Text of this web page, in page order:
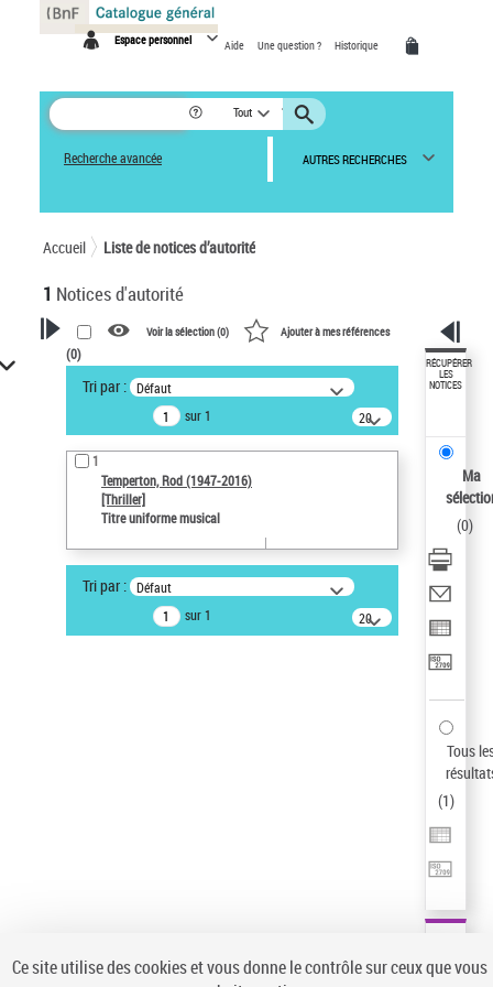
Espace personnel Aide Une question ? Historique
Tout
Recherche avancée AUTRES RECHERCHES
Accueil Liste de notices d’autorité
1 Notices d'autorité
VOTRE RECHERCHE
Recherche avancée dans les
notices d’autorité
Œuvres liées à l'auteur :
Temperton, Rod (1947-2016)
Type de notice d'autorité
Voir la sélection (0) Ajouter à mes références
(0)
Tri par : Défaut
sur 1
20
résultats/page
1
Temperton, Rod (1947-2016)
[Thriller]
Titre uniforme musical
Tri par : Défaut
sur 1
20
résultats/page
RÉCUPÉRER
LES
NOTICES
Ma
(0)
Tous
(1)
Panneau de gestion des cookies
Ce site utilise des cookies et vous donne le contrôle sur ceux que vous